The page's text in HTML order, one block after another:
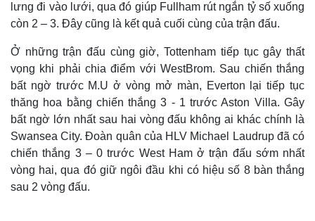
lưng đi vào lưới, qua đó giúp Fullham rút ngắn tỷ số xuống
còn 2 – 3. Đây cũng là kết quả cuối cùng của trận đấu.
Ở những trận đấu cùng giờ, Tottenham tiếp tục gây thất
vọng khi phải chia điểm với WestBrom. Sau chiến thắng
bất ngờ trước M.U ở vòng mở màn, Everton lại tiếp tục
thăng hoa bằng chiến thắng 3 - 1 trước Aston Villa. Gây
bất ngờ lớn nhất sau hai vòng đấu không ai khác chính là
Swansea City. Đoàn quân của HLV Michael Laudrup đã có
chiến thắng 3 – 0 trước West Ham ở trận đấu sớm nhất
vòng hai, qua đó giữ ngôi đầu khi có hiệu số 8 bàn thắng
sau 2 vòng đấu.